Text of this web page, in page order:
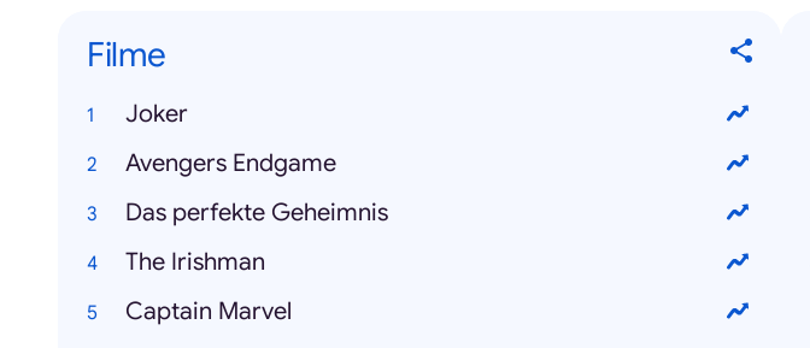
Filme
Joker
Avengers Endgame
Das perfekte Geheimnis
The Irishman
Captain Marvel